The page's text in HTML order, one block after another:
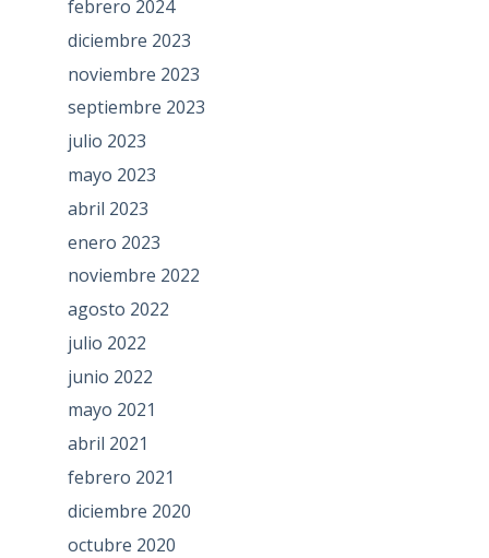
febrero 2024
diciembre 2023
noviembre 2023
septiembre 2023
julio 2023
mayo 2023
abril 2023
enero 2023
noviembre 2022
agosto 2022
julio 2022
junio 2022
mayo 2021
abril 2021
febrero 2021
diciembre 2020
octubre 2020